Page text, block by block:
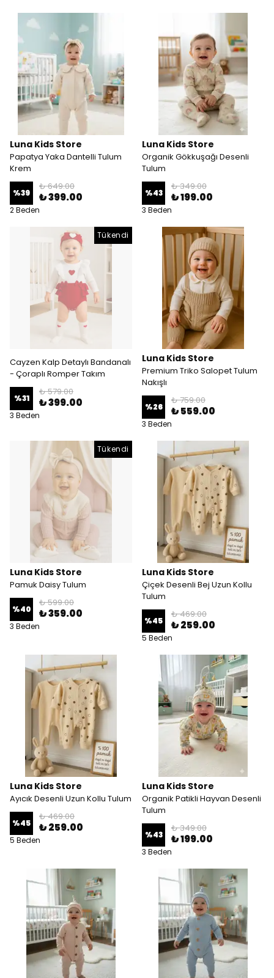
Luna Kids Store
Papatya Yaka Dantelli Tulum
Krem
%39
₺ 649.00
₺ 399.00
2 Beden
Luna Kids Store
Organik Gökkuşağı Desenli
Tulum
%43
₺ 349.00
₺ 199.00
3 Beden
Tükendi
Cayzen Kalp Detaylı Bandanalı
- Çoraplı Romper Takım
%31
₺ 579.00
₺ 399.00
3 Beden
Luna Kids Store
Premium Triko Salopet Tulum
Nakışlı
%26
₺ 759.00
₺ 559.00
3 Beden
Tükendi
Luna Kids Store
Pamuk Daisy Tulum
%40
₺ 599.00
₺ 359.00
3 Beden
Luna Kids Store
Çiçek Desenli Bej Uzun Kollu
Tulum
%45
₺ 469.00
₺ 259.00
5 Beden
Luna Kids Store
Ayıcık Desenli Uzun Kollu Tulum
%45
₺ 469.00
₺ 259.00
5 Beden
Luna Kids Store
Organik Patikli Hayvan Desenli
Tulum
%43
₺ 349.00
₺ 199.00
3 Beden